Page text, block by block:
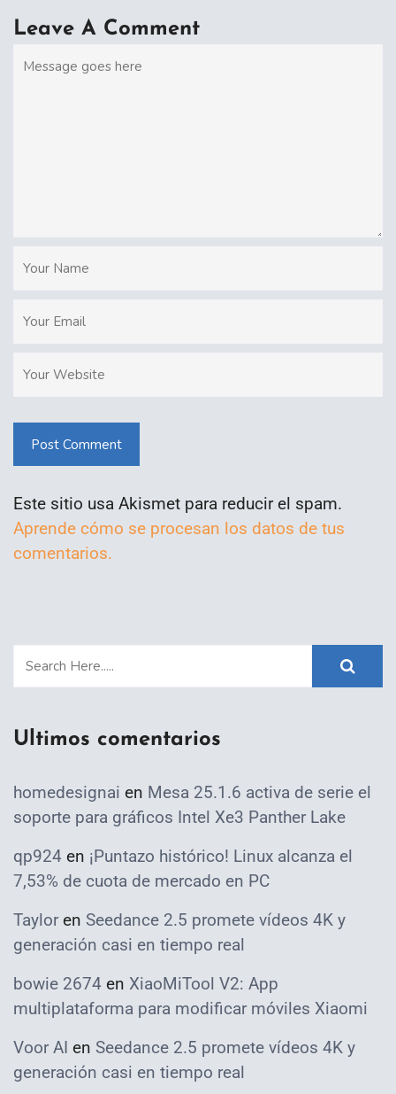
Leave A Comment
Post Comment
Este sitio usa Akismet para reducir el spam.
Aprende cómo se procesan los datos de tus
comentarios.
Ultimos comentarios
homedesignai en Mesa 25.1.6 activa de serie el
soporte para gráficos Intel Xe3 Panther Lake
qp924 en ¡Puntazo histórico! Linux alcanza el
7,53% de cuota de mercado en PC
Taylor en Seedance 2.5 promete vídeos 4K y
generación casi en tiempo real
bowie 2674 en XiaoMiTool V2: App
multiplataforma para modificar móviles Xiaomi
Voor AI en Seedance 2.5 promete vídeos 4K y
generación casi en tiempo real